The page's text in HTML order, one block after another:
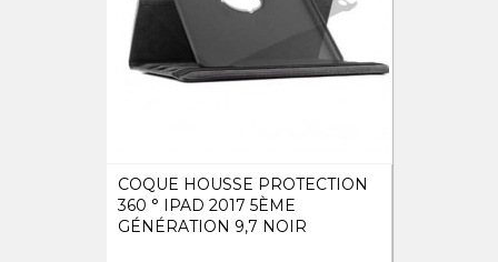
COQUE HOUSSE PROTECTION
360 ° IPAD 2017 5ÈME
GÉNÉRATION 9,7 NOIR